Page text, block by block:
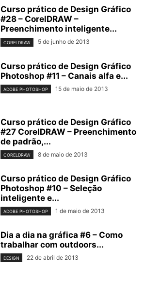
Curso prático de Design Gráfico
#28 – CorelDRAW –
Preenchimento inteligente...
CORELDRAW 5 de junho de 2013
Curso prático de Design Gráfico
Photoshop #11 – Canais alfa e...
ADOBE PHOTOSHOP 15 de maio de 2013
Curso prático de Design Gráfico
#27 CorelDRAW – Preenchimento
de padrão,...
CORELDRAW 8 de maio de 2013
Curso prático de Design Gráfico
Photoshop #10 – Seleção
inteligente e...
ADOBE PHOTOSHOP 1 de maio de 2013
Dia a dia na gráfica #6 – Como
trabalhar com outdoors...
DESIGN 22 de abril de 2013